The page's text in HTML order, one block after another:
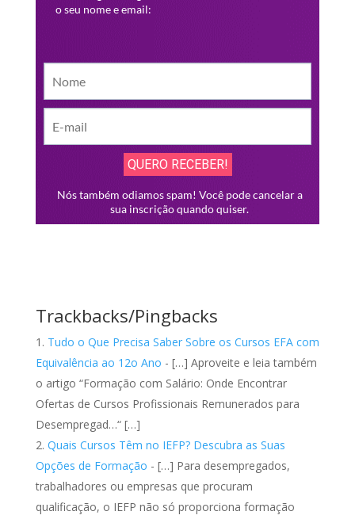
Trackbacks/Pingbacks
Tudo o Que Precisa Saber Sobre os Cursos EFA com
Equivalência ao 12o Ano - […] Aproveite e leia também
o artigo “Formação com Salário: Onde Encontrar
Ofertas de Cursos Profissionais Remunerados para
Desempregad…“ […]
Quais Cursos Têm no IEFP? Descubra as Suas
Opções de Formação - […] Para desempregados,
trabalhadores ou empresas que procuram
qualificação, o IEFP não só proporciona formação